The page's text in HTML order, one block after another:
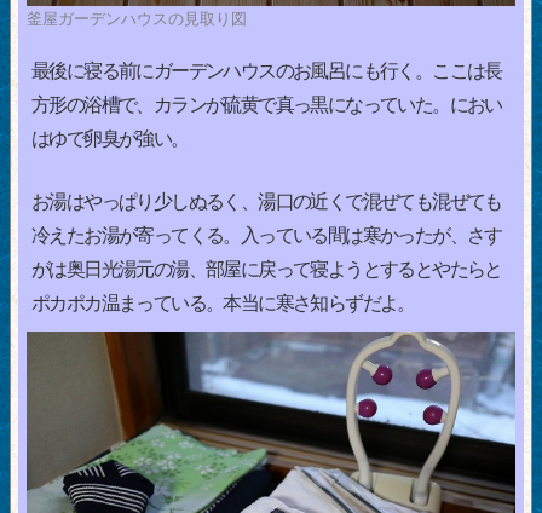
釜屋ガーデンハウスの見取り図
最後に寝る前にガーデンハウスのお風呂にも行く。ここは長
方形の浴槽で、カランが硫黄で真っ黒になっていた。におい
はゆで卵臭が強い。
お湯はやっぱり少しぬるく、湯口の近くで混ぜても混ぜても
冷えたお湯が寄ってくる。入っている間は寒かったが、さす
がは奥日光湯元の湯、部屋に戻って寝ようとするとやたらと
ポカポカ温まっている。本当に寒さ知らずだよ。